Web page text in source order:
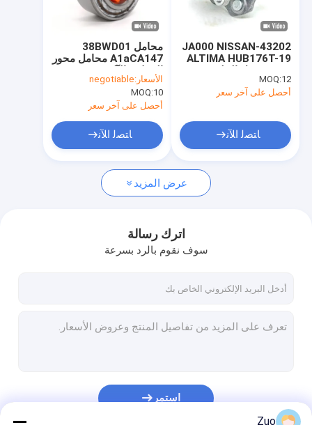
ملحق تحمل
فحوى اضعا الكرة
كروية أسطواني
محامل 38BWD01
A1aCA147 محامل محور
90369-38003
الأسعار:negotiable
MOQ:10
أحصل على آخر سعر
ﺎﺘﺼﻟ ﺍﻶﻧ
43202-JA000 NISSAN
ALTIMA HUB176T-19
MOQ:12
أحصل على آخر سعر
ﺎﺘﺼﻟ ﺍﻶﻧ
عرض المزيد
اترك رسالة
سوف نقوم بالرد بسرعة
استمر
Zuo